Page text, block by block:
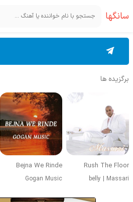
سانگها
برگزیده ها
Rush The Floor
belly | Massari
Bejna We Rinde
Gogan Music